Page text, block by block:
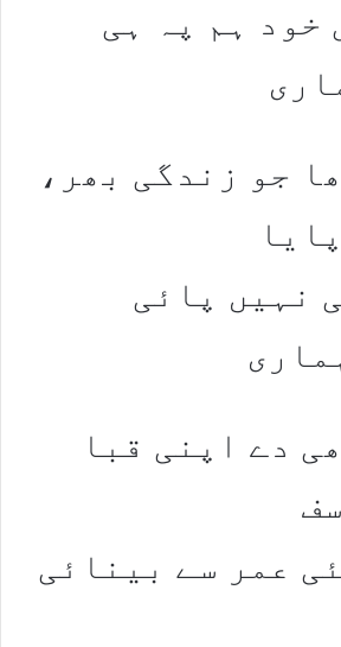
خود ہم پہ ہی
جو زندگی بھر،
نہیں پائی
دے اپنی قبا
عمر سے بینائی